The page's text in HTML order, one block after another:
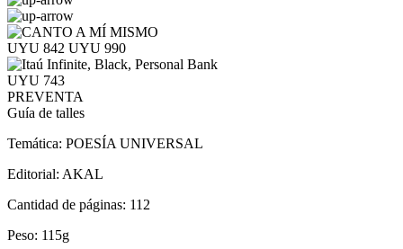
UYU 842 UYU 990
UYU 743
PREVENTA
Guía de talles
Temática: POESÍA UNIVERSAL
Editorial: AKAL
Cantidad de páginas: 112
Peso: 115g